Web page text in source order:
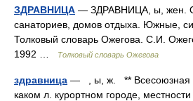
ЗДРАВНИЦА — ЗДРАВНИЦА, ы, жен.
санаториев, домов отдыха. Южные,
Толковый словарь Ожегова. С.И.
1992 …
Толковый словарь Ожегова
здравница — , ы, ж. ** Всесоюзная
каком л. курортном городе,